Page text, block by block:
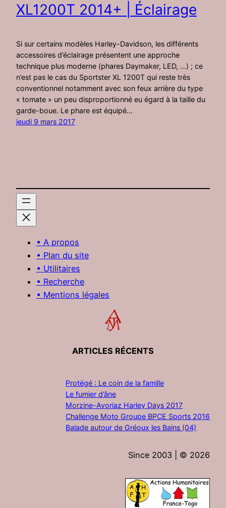
XL1200T 2014+ | Éclairage
Si sur certains modèles Harley-Davidson, les différents
accessoires d’éclairage présentent une approche
technique plus moderne (phares Daymaker, LED, …) ; ce
n’est pas le cas du Sportster XL 1200T qui reste très
conventionnel notamment avec son feux arrière du type
« tomate » un peu disproportionné eu égard à la taille du
garde-boue. Le phare est équipé…
jeudi 9 mars 2017
• A propos
• Plan du site
• Utilitaires
• Recherche
• Mentions légales
ARTICLES RÉCENTS
Protégé : Le coin de la famille
Le fumier d’âne
Morzine-Avoriaz Harley Days 2017
Challenge Moto Groupe BPCE Sports 2016
Balade autour de Gréoux les Bains (04)
Since 2003 | © 2026